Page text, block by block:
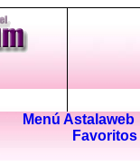
Menú Astalaweb|
Favoritos